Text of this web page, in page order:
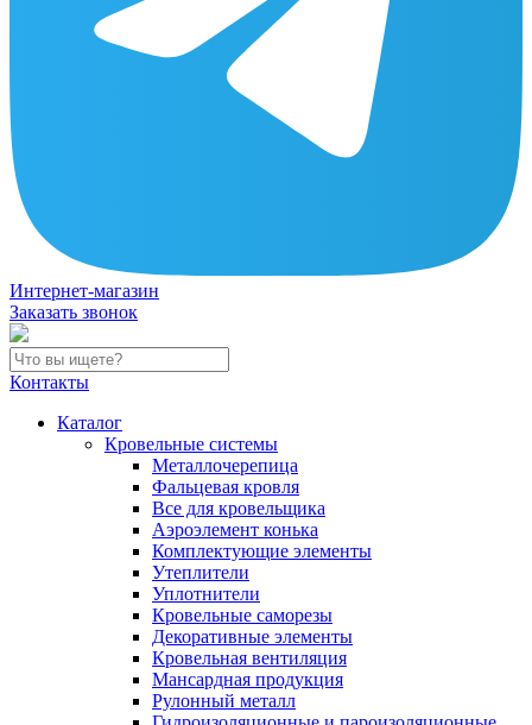
Интернет-магазин
Заказать звонок
Контакты
Каталог
Кровельные системы
Металлочерепица
Фальцевая кровля
Все для кровельщика
Аэроэлемент конька
Комплектующие элементы
Утеплители
Уплотнители
Кровельные саморезы
Декоративные элементы
Кровельная вентиляция
Мансардная продукция
Рулонный металл